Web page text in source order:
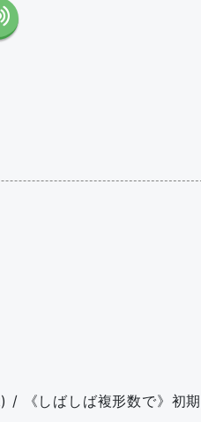
/ 《しばしば複形数で》初